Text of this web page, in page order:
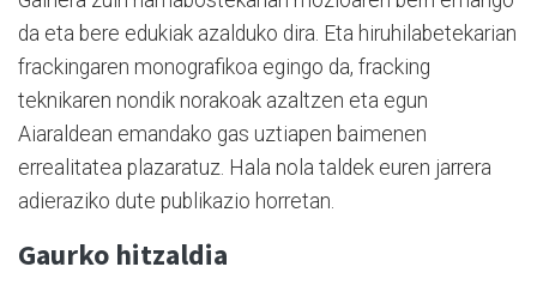
da eta bere edukiak azalduko dira. Eta hiruhilabetekarian
frackingaren monografikoa egingo da, fracking
teknikaren nondik norakoak azaltzen eta egun
Aiaraldean emandako gas uztiapen baimenen
errealitatea plazaratuz. Hala nola taldek euren jarrera
adieraziko dute publikazio horretan.
Gaurko hitzaldia